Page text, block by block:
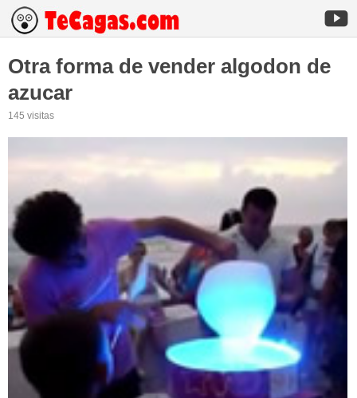
Otra forma de vender algodon de
azucar
145 visitas